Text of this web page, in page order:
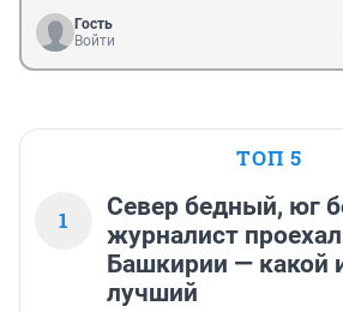
Гость
Войти
ТОП 5
1
Север бедный, юг
журналист
Башкирии — какой
лучший